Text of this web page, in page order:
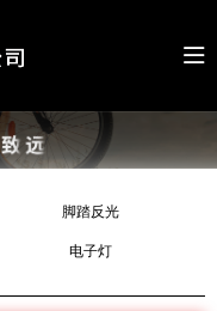
脚踏反光
电子灯